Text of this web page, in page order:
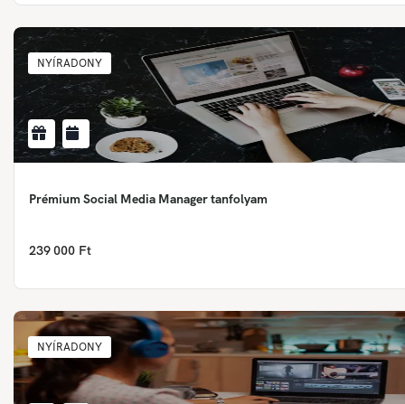
NYÍRADONY
Prémium Social Media Manager tanfolyam
239 000 Ft
NYÍRADONY